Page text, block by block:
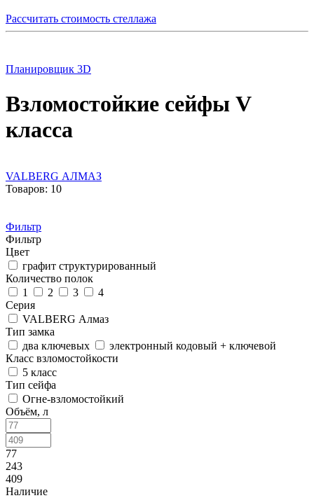
Рассчитать стоимость стеллажа
Планировщик 3D
Взломостойкие сейфы V
класса
VALBERG АЛМАЗ
Товаров: 10
Фильтр
Фильтр
Цвет
графит структурированный
Количество полок
1
2 3
4
Серия
VALBERG Алмаз
Тип замка
два ключевых
электронный кодовый + ключевой
Класс взломостойкости
5 класс
Тип сейфа
Огне-взломостойкий
Объём, л
77
243
409
Наличие